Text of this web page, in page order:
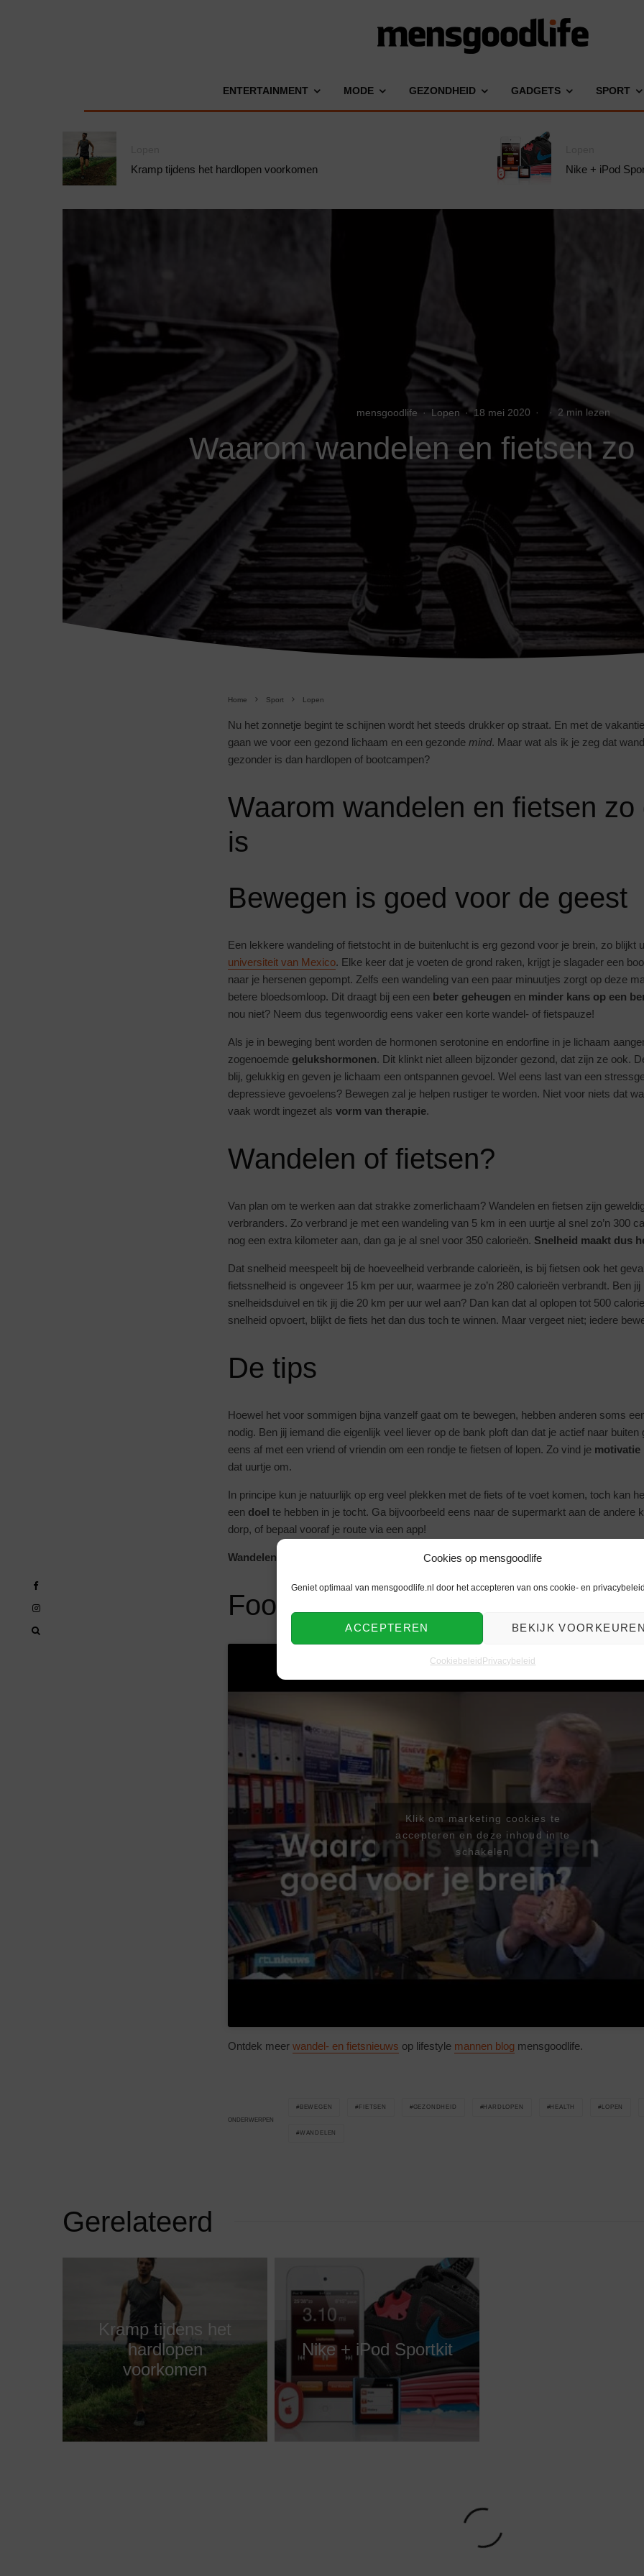
Cookies op mensgoodlife
Geniet optimaal van mensgoodlife.nl door het accepteren van ons cookie- en
ACCEPTEREN BEKIJK
CookiebeleidPrivacybeleid
ENTERTAINMENT MODE GEZONDHEID GADGETS SPORT
Kramp tijdens het hardlopen voorkomen Nike + iPod
mensgoodlife · Lopen · 18 mei 2020 · · 2 min lezen
Waarom wandelen en fietsen
Home Sport Lopen
Nu het zonnetje begint te schijnen wordt het steeds drukker op straat. En met de
gaan we voor een gezond lichaam en een gezonde mind. Maar wat als ik je zeg dat
gezonder is dan hardlopen of bootcampen?
Waarom wandelen en fietsen zo
is
Bewegen is goed voor de geest
Een lekkere wandeling of fietstocht in de buitenlucht is erg gezond voor je brein, zo blijkt
universiteit van Mexico. Elke keer dat je voeten de grond raken, krijgt je slagader een
naar je hersenen gepompt. Zelfs een wandeling van een paar minuutjes zorgt op deze
betere bloedsomloop. Dit draagt bij een een beter geheugen en minder kans op een
nou niet? Neem dus tegenwoordig eens vaker een korte wandel- of fietspauze!
Als je in beweging bent worden de hormonen serotonine en endorfine in je lichaam
zogenoemde gelukshormonen. Dit klinkt niet alleen bijzonder gezond, dat zijn ze ook.
blij, gelukkig en geven je lichaam een ontspannen gevoel. Wel eens last van een
depressieve gevoelens? Bewegen zal je helpen rustiger te worden. Niet voor niets dat
vaak wordt ingezet als vorm van therapie.
Wandelen of fietsen?
Van plan om te werken aan dat strakke zomerlichaam? Wandelen en fietsen zijn
verbranders. Zo verbrand je met een wandeling van 5 km in een uurtje al snel zo’n 300
nog een extra kilometer aan, dan ga je al snel voor 350 calorieën. Snelheid maakt dus
Dat snelheid meespeelt bij de hoeveelheid verbrande calorieën, is bij fietsen ook het
fietssnelheid is ongeveer 15 km per uur, waarmee je zo’n 280 calorieën verbrandt. Ben jij
snelheidsduivel en tik jij die 20 km per uur wel aan? Dan kan dat al oplopen tot 500
snelheid opvoert, blijkt de fiets het dan dus toch te winnen. Maar vergeet niet; iedere
De tips
Hoewel het voor sommigen bijna vanzelf gaat om te bewegen, hebben anderen soms
nodig. Ben jij iemand die eigenlijk veel liever op de bank ploft dan dat je actief naar buiten
eens af met een vriend of vriendin om een rondje te fietsen of lopen. Zo vind je motivatie
dat uurtje om.
In principe kun je natuurlijk op erg veel plekken met de fiets of te voet komen, toch kan
een doel te hebben in je tocht. Ga bijvoorbeeld eens naar de supermarkt aan de andere
dorp, of bepaal vooraf je route via een app!
Wandelen is goed voor je body, mind and soul. Loop erop los, enjoy goodlife!
Footage
Klik om marketing cookies te
accepteren en deze inhoud in te
schakelen
Ontdek meer wandel- en fietsnieuws op lifestyle mannen blog mensgoodlife.
ONDERWERPEN
BEWEGEN FIETSEN GEZONDHEID HARDLOPEN HEALTH LOPEN
WANDELEN
Gerelateerd
Kramp tijdens het
hardlopen
voorkomen
Nike + iPod Sportkit